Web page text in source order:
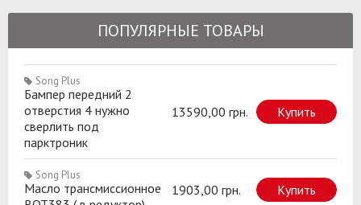
ПОПУЛЯРНЫЕ ТОВАРЫ
Song Plus
Бампер передний 2
отверстия 4 нужно
сверлить под
парктроник
13590,00 грн. Купить
Song Plus
Масло трансмиссионное
1903,00 грн. Купить